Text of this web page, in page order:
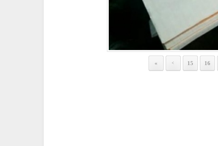
« < 15 16